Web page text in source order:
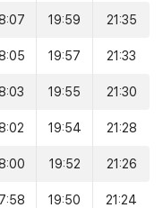
19:59 21:35
19:57 21:33
19:55 21:30
19:54 21:28
19:52 21:26
19:50 21:24